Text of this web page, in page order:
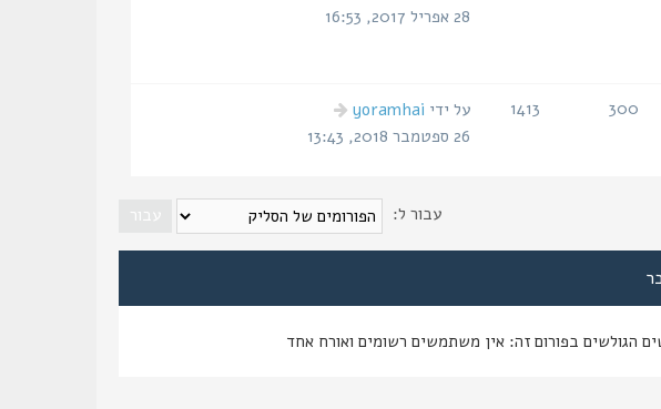
אחרונה
28 אפריל 2017, 16:53
300
1413
הודעה
אחרונה
על ידי yoramhai
26 ספטמבר 2018, 13:43
עבור ל:
הגולשים בפורום זה: אין משתמשים רשומים ואורח אחד